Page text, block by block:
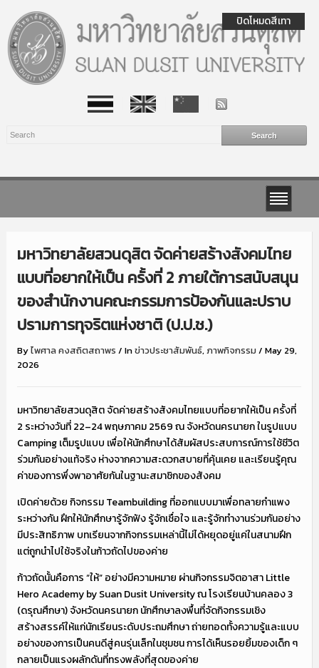
มหาวิทยาลัยสวนดุสิต จัดค่ายสร้างสังคมไทย
แบบที่อยากให้เป็น ครั้งที่ 2 ภายใต้การสนับสนุน
ของสำนักงานคณะกรรมการป้องกันและปราบ
ปรามการทุจริตแห่งชาติ (ป.ป.ช.)
Byไพศาล คงสถิตสถาพร / Inข่าวประชาสัมพันธ์, ภาพกิจกรรม / May 29,
2026
มหาวิทยาลัยสวนดุสิต จัดค่ายสร้างสังคมไทยแบบที่อยากให้เป็น ครั้งที่
2 ระหว่างวันที่ 22–24 พฤษภาคม 2569 ณ จังหวัดนครนายก ในรูปแบบ
Camping เต็มรูปแบบ เพื่อให้นักศึกษาได้สัมผัสประสบการณ์การใช้ชีวิต
ร่วมกันอย่างแท้จริง ห่างจากความสะดวกสบายที่คุ้นเคย และเรียนรู้คุณ
ค่าของการพึ่งพาอาศัยกันในฐานะสมาชิกของสังคม
เปิดค่ายด้วย กิจกรรม Teambuilding ที่ออกแบบมาเพื่อทลายกำแพง
ระหว่างกัน ฝึกให้นักศึกษารู้จักฟัง รู้จักเชื่อใจ และรู้จักทำงานร่วมกันอย่าง
มีประสิทธิภาพ บทเรียนจากกิจกรรมเหล่านี้ไม่ได้หยุดอยู่แค่ในสนามฝึก
แต่ถูกนำไปใช้จริงในก้าวถัดไปของค่าย
ก้าวถัดนั้นคือการ “ให้” อย่างมีความหมาย ผ่านกิจกรรมจิตอาสา Little
Hero Academy by Suan Dusit University ณ โรงเรียนบ้านคลอง 3
(ดรุณศึกษา) จังหวัดนครนายก นักศึกษาลงพื้นที่จัดกิจกรรมเชิง
สร้างสรรค์ให้แก่นักเรียนระดับประถมศึกษา ถ่ายทอดทั้งความรู้และแบบ
อย่างของการเป็นคนดีสู่คนรุ่นเล็กในชุมชน การได้เห็นรอยยิ้มของเด็ก ๆ
กลายเป็นแรงผลักดันที่ทรงพลังที่สุดของค่าย
ปิดโหมดสีเทา